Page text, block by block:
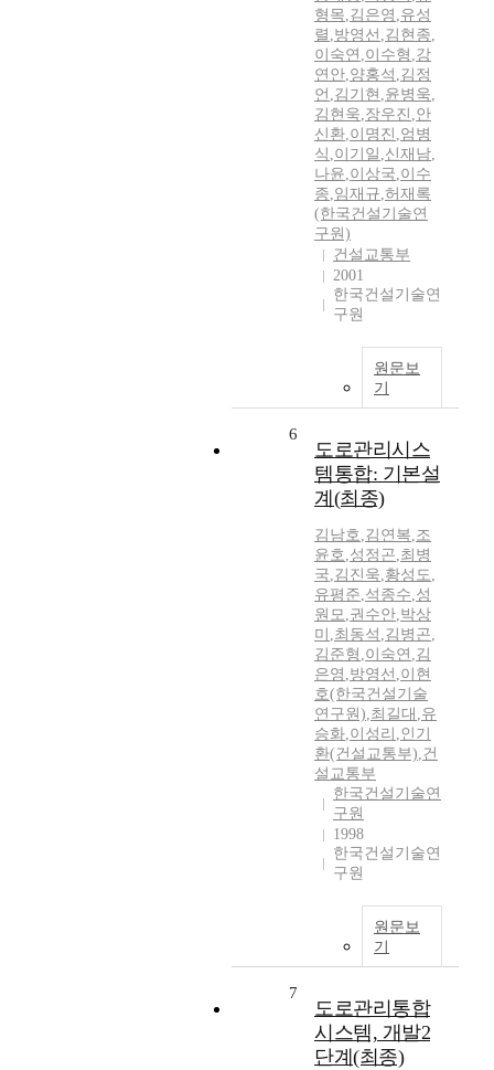
형목,김은영 ,유성
렬 ,방영선 ,김현종,
이숙연 ,이수형 ,강
연안,양홍석 ,김정
언 ,김기현 ,윤병욱,
김현욱,장우진 ,안
신환,이명진 ,엄병
식 ,이기일 ,신재남,
나윤,이상국,이수
종,임재규,허재록
(한국건설기술연
구원)
건설교통부
2001
한국건설기술연
구원
원문보
기
6
도로관리시스
템통합: 기본설
계(최종)
김남호,김연복,조
윤호,성정곤,최병
국,김진욱,황성도,
유평준,석종수,성
원모,권수안,박상
미 ,최동석 ,김병곤,
김준형 ,이숙연 ,김
은영 ,방영선 ,이현
호(한국건설기술
연구원),최길대 ,유
승화,이성리 ,인기
환(건설교통부),건
설교통부
한국건설기술연
구원
1998
한국건설기술연
구원
원문보
기
7
도로관리통합
시스템, 개발2
단계(최종)